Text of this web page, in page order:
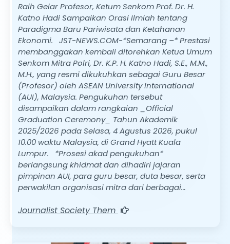
Raih Gelar Profesor, Ketum Senkom Prof. Dr. H.
Katno Hadi Sampaikan Orasi Ilmiah tentang
Paradigma Baru Pariwisata dan Ketahanan
Ekonomi. JST-NEWS.COM-*Semarang –* Prestasi
membanggakan kembali ditorehkan Ketua Umum
Senkom Mitra Polri, Dr. K.P. H. Katno Hadi, S.E., M.M.,
M.H., yang resmi dikukuhkan sebagai Guru Besar
(Profesor) oleh ASEAN University International
(AUI), Malaysia. Pengukuhan tersebut
disampaikan dalam rangkaian _Official
Graduation Ceremony_ Tahun Akademik
2025/2026 pada Selasa, 4 Agustus 2026, pukul
10.00 waktu Malaysia, di Grand Hyatt Kuala
Lumpur. *Prosesi akad pengukuhan*
berlangsung khidmat dan dihadiri jajaran
pimpinan AUI, para guru besar, duta besar, serta
perwakilan organisasi mitra dari berbagai…
Journalist Society Them